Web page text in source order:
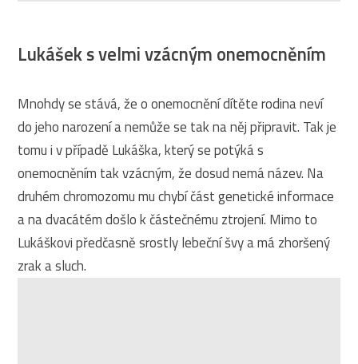
Lukášek s velmi vzácným onemocněním
Mnohdy se stává, že o onemocnění dítěte rodina neví
do jeho narození a nemůže se tak na něj připravit. Tak je
tomu i v případě Lukáška, který se potýká s
onemocněním tak vzácným, že dosud nemá název. Na
druhém chromozomu mu chybí část genetické informace
a na dvacátém došlo k částečnému ztrojení. Mimo to
Lukáškovi předčasně srostly lebeční švy a má zhoršený
zrak a sluch.